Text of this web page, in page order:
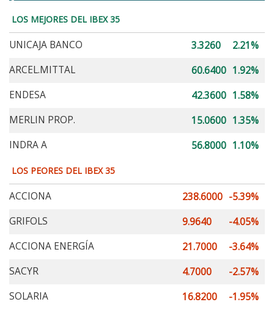
LOS MEJORES DEL IBEX 35
UNICAJA BANCO 3.3260
2.21%
ARCEL.MITTAL
60.6400 1.92%
ENDESA
42.3600 1.58%
MERLIN PROP.
15.0600 1.35%
INDRA A
56.8000 1.10%
LOS PEORES DEL IBEX 35
ACCIONA 238.6000 -5.39%
GRIFOLS
9.9640
-4.05%
ACCIONA ENERGÍA
21.7000
-3.64%
SACYR
4.7000
-2.57%
SOLARIA
16.8200 -1.95%